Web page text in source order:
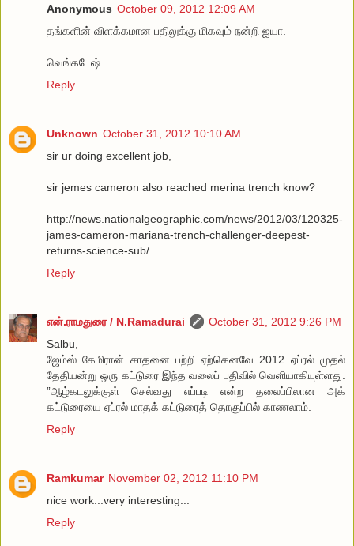
Anonymous October 09, 2012 12:09 AM
தங்களின் விளக்கமான பதிலுக்கு மிகவும் நன்றி ஐயா.
வெங்கடேஷ்.
Reply
Unknown October 31, 2012 10:10 AM
sir ur doing excellent job,
sir jemes cameron also reached merina trench know?
http://news.nationalgeographic.com/news/2012/03/120325-
james-cameron-mariana-trench-challenger-deepest-
returns-science-sub/
Reply
என்.ராமதுரை / N.Ramadurai
October 31, 2012 9:26 PM
Salbu,
ஜேம்ஸ் கேமிரான் சாதனை பற்றி ஏற்கெனவே 2012 ஏப்ரல் முதல்
தேதியன்று ஒரு கட்டுரை இந்த வலைப் பதிவில் வெளியாகியுள்ளது.
”ஆழ்கடலுக்குள் செல்வது எப்படி என்ற தலைப்பிலான அக்
கட்டுரையை ஏப்ரல் மாதக் கட்டுரைத் தொகுப்பில் காணலாம்.
Reply
Ramkumar November 02, 2012 11:10 PM
nice work...very interesting...
Reply